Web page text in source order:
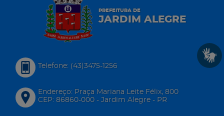
PREFEITURA DE
JARDIM ALEGRE
Telefone: (43)3475-1256
Endereço: Praça Mariana Leite Félix, 800
CEP: 86860-000 - Jardim Alegre - PR